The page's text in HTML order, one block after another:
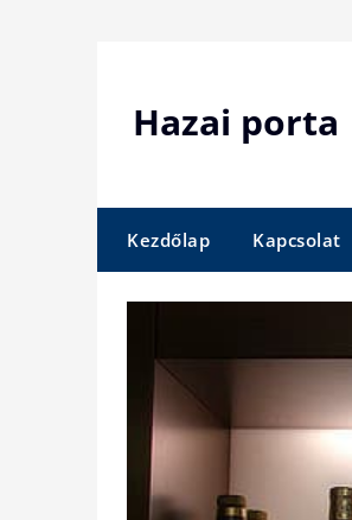
Hazai porta
Kezdőlap Kapcsolat